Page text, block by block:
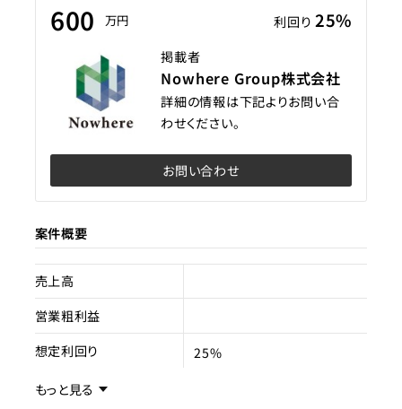
600 万円 利回り 25%
掲載者
Nowhere Group株式会社
詳細の情報は下記よりお問い合
わせください。
お問い合わせ
案件概要
売上高
営業粗利益
想定利回り
25%
売却スキーム
もっと見る